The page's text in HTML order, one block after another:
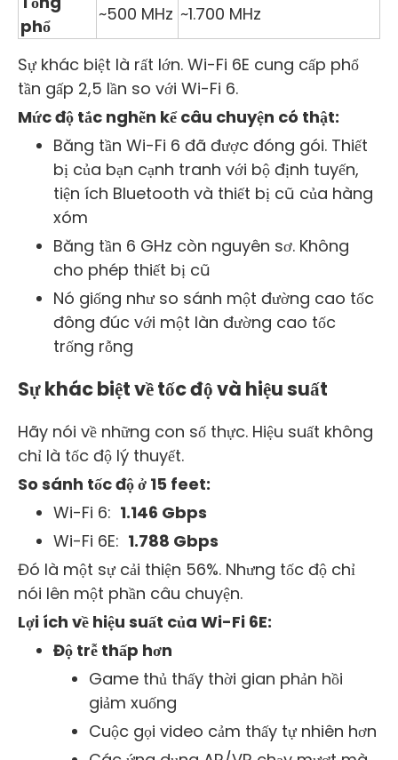
phổ
~500 MHz ~1.700 MHz
Sự khác biệt là rất lớn. Wi-Fi 6E cung cấp phổ
tần gấp 2,5 lần so với Wi-Fi 6.
Mức độ tắc nghẽn kể câu chuyện có thật:
Băng tần Wi-Fi 6 đã được đóng gói. Thiết
bị của bạn cạnh tranh với bộ định tuyến,
tiện ích Bluetooth và thiết bị cũ của hàng
xóm
Băng tần 6 GHz còn nguyên sơ. Không
cho phép thiết bị cũ
Nó giống như so sánh một đường cao tốc
đông đúc với một làn đường cao tốc
trống rỗng
Sự khác biệt về tốc độ và hiệu suất
Hãy nói về những con số thực. Hiệu suất không
chỉ là tốc độ lý thuyết.
So sánh tốc độ ở 15 feet:
Wi-Fi 6: 1.146 Gbps
Wi-Fi 6E: 1.788 Gbps
Đó là một sự cải thiện 56%. Nhưng tốc độ chỉ
nói lên một phần câu chuyện.
Lợi ích về hiệu suất của Wi-Fi 6E:
Độ trễ thấp hơn
Game thủ thấy thời gian phản hồi
giảm xuống
Cuộc gọi video cảm thấy tự nhiên hơn